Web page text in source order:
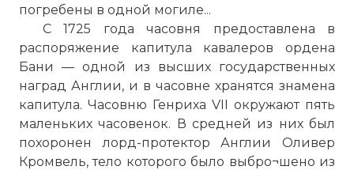
погребены в одной могиле...
С 1725 года часовня предоставлена в
распоряжение капитула кавалеров ордена
Бани — одной из высших государственных
наград Англии, и в часовне хранятся знамена
капитула. Часовню Генриха VII окружают пять
маленьких часовенок. В средней из них был
похоронен лорд-протектор Англии Оливер
Кромвель, тело которого было выбро¬шено из